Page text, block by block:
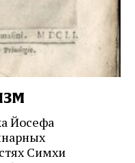
Йосефа
Симхи